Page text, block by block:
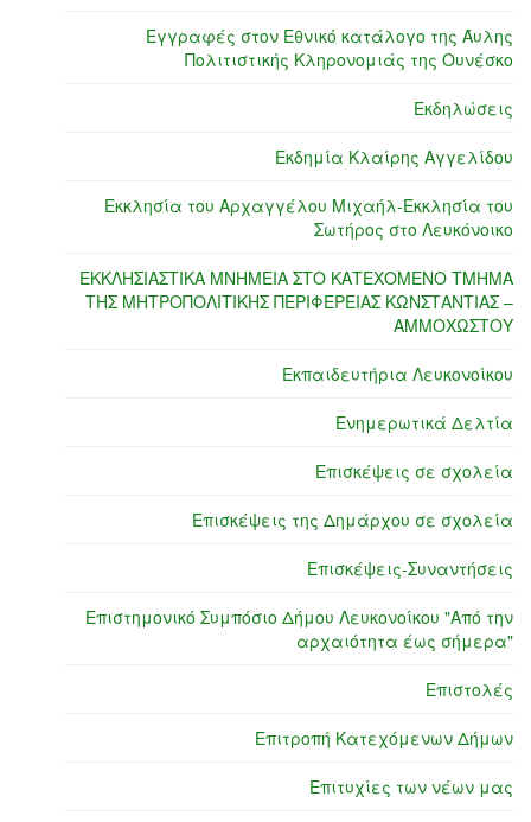
Εγγραφές στον Εθνικό κατάλογο της Άυλης
Πολιτιστικής Κληρονομιάς της Ουνέσκο
Εκδηλώσεις
Εκδημία Κλαίρης Αγγελίδου
Εκκλησία του Αρχαγγέλου Μιχαήλ-Εκκλησία του
Σωτήρος στο Λευκόνοικο
ΕΚΚΛΗΣΙΑΣΤΙΚΑ ΜΝΗΜΕΙΑ ΣΤΟ ΚΑΤΕΧΟΜΕΝΟ ΤΜΗΜΑ
ΤΗΣ ΜΗΤΡΟΠΟΛΙΤΙΚΗΣ ΠΕΡΙΦΕΡΕΙΑΣ ΚΩΝΣΤΑΝΤΙΑΣ –
ΑΜΜΟΧΩΣΤΟΥ
Εκπαιδευτήρια Λευκονοίκου
Ενημερωτικά Δελτία
Επισκέψεις σε σχολεία
Επισκέψεις της Δημάρχου σε σχολεία
Επισκέψεις-Συναντήσεις
Επιστημονικό Συμπόσιο Δήμου Λευκονοίκου "Από την
αρχαιότητα έως σήμερα"
Επιστολές
Επιτροπή Κατεχόμενων Δήμων
Επιτυχίες των νέων μας